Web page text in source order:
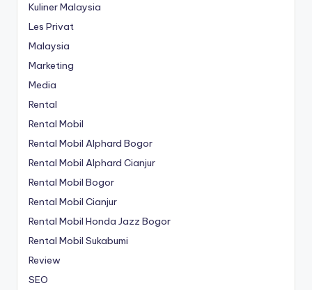
Kuliner Malaysia
Les Privat
Malaysia
Marketing
Media
Rental
Rental Mobil
Rental Mobil Alphard Bogor
Rental Mobil Alphard Cianjur
Rental Mobil Bogor
Rental Mobil Cianjur
Rental Mobil Honda Jazz Bogor
Rental Mobil Sukabumi
Review
SEO